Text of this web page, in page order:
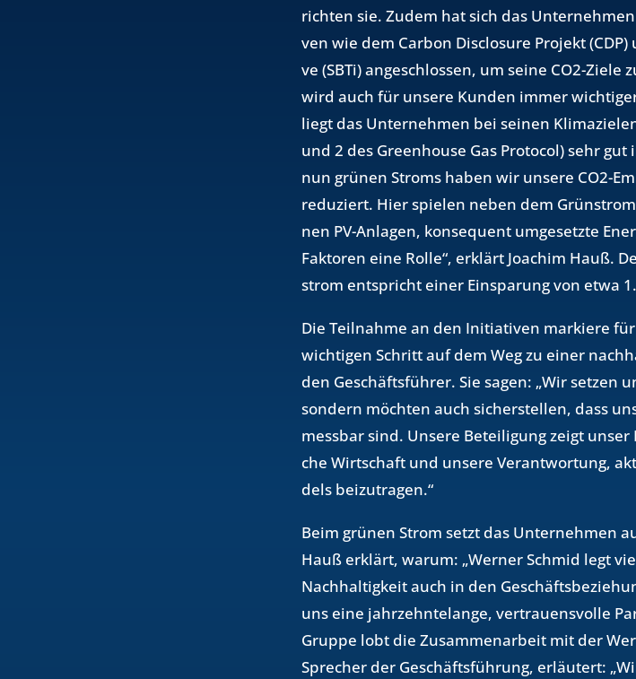
rich­ten sie. Zudem hat sich das
ven wie dem Car­bon Dis­clo­sure Pro­jekt
ve (SBTi) an­ge­schlos­sen, um seine CO2-Ziele
wird auch für un­se­re Kun­den immer
liegt das Un­ter­neh­men bei sei­nen
und 2 des Green­hou­se Gas Pro­to­col) sehr
nun grü­nen Stroms haben wir un­se­re CO2-
re­du­ziert. Hier spie­len neben dem
nen PV-An­la­gen, kon­se­quent um­ge­setz­te
Fak­to­ren eine Rolle“, er­klärt Joa­chim Hauß.
strom ent­spricht einer Ein­spa­rung von etwa
Die Teil­nah­me an den In­itia­ti­ven mar­kie­re
wich­ti­gen Schritt auf dem Weg zu einer
den Ge­schäfts­füh­rer. Sie sagen: „Wir set­zen
son­dern möch­ten auch si­cher­stel­len, dass
mess­bar sind. Un­se­re Be­tei­li­gung zeigt
che Wirt­schaft und un­se­re Ver­ant­wor­tung,
dels bei­zu­tra­gen.“
Beim grü­nen Strom setzt das Un­ter­neh­men
Hauß er­klärt, warum: „Wer­ner Schmid legt
Nach­hal­tig­keit auch in den
uns eine jahr­zehn­te­lan­ge, ver­trau­ens­vol­le
Grup­pe lobt die Zu­sam­men­ar­beit mit der
Spre­cher der Ge­schäfts­füh­rung, er­läu­tert: